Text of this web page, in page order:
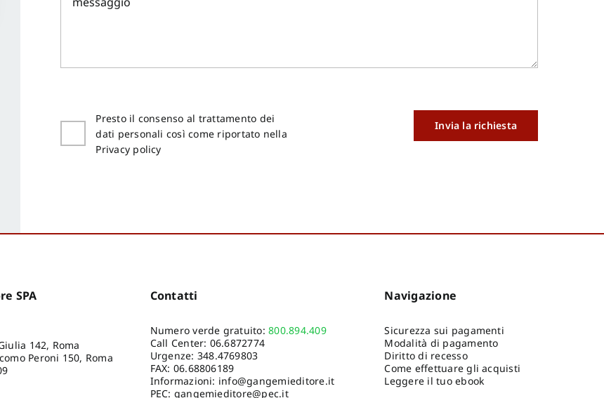
Presto il consenso al trattamento dei
dati personali così come riportato nella
Privacy policy
Invia la richiesta
SPA
142, Roma
Peroni 150, Roma
Contatti
Numero verde gratuito:800.894.409
Call Center: 06.6872774
Urgenze: 348.4769803
FAX: 06.68806189
Informazioni: info@gangemieditore.it
PEC: gangemieditore@pec.it
Navigazione
Sicurezza sui pagamenti
Modalità di pagamento
Diritto di recesso
Come effettuare gli acquisti
Leggere il tuo ebook